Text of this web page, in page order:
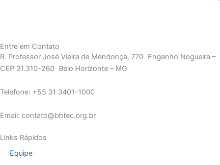
Entre em Contato
R. Professor José Vieira de Mendonça, 770 Engenho Nogueira –
CEP 31.310-260 Belo Horizonte – MG
Telefone: +55 31 3401-1000
Email: contato@bhtec.org.br
Links Rápidos
Equipe